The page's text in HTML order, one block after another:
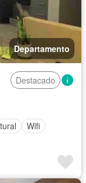
Departamento
Destacado
Wifi